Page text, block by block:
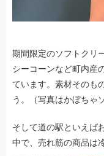
期間限定のソフトクリ
シーコーンなど町内産
ています。素材そのも
う。（写真はかぼちゃ
そして道の駅といえば
中で、売れ筋の商品は